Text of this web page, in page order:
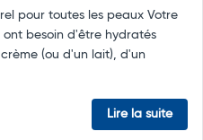
pour toutes les peaux Votre
besoin d'être hydratés
(ou d'un lait), d'un
Lire la suite